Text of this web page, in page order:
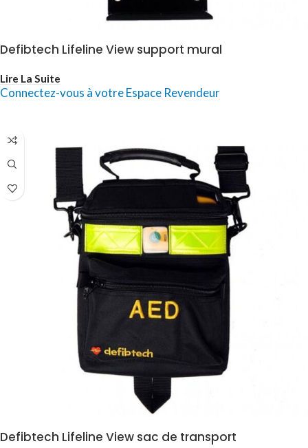
Defibtech Lifeline View support mural
Lire La Suite
Connectez-vous à votre Espace Revendeur
Defibtech Lifeline View sac de transport